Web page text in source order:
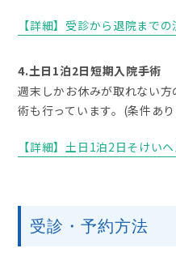
【詳細】受診から退院まで
4.土日1泊2日短期入院手術
週末しかお休みが取れない
術も行っています。(条件あ
【詳細】土日1泊2日そけい
受診・予約方法